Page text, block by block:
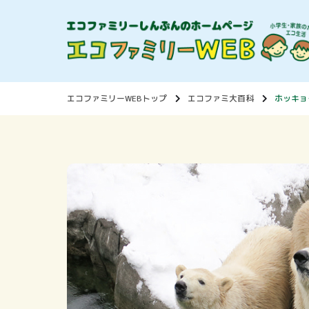
エコファミリーWEBトップ エコファミ大百科 ホッキ